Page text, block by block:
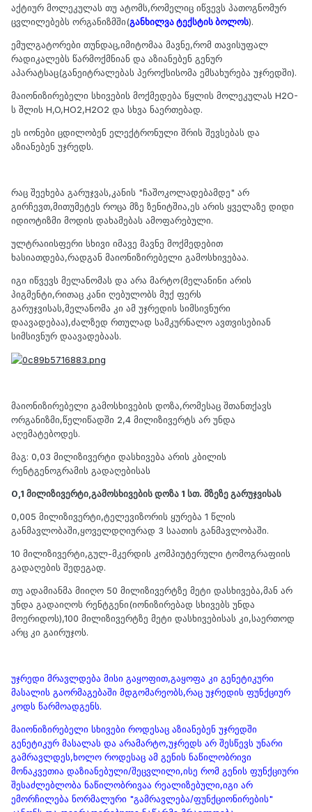
აქტიურ მოლეკულას თუ ატომს,რომელიც იწვევს პათოგნომურ
ცვლილებებს ორგანიზმში(განხილვა ტექსტის ბოლოს).
ემულგატორები თუნდაც,იმიტომაა მავნე,რომ თავისუფალ
რადიკალებს წარმოქმნიან და აზიანებენ გენურ
აპარატსაც(განეიტრალებას პეროქსისომა ემსახურება უჯრედში).
მაიონიზირებელი სხივების მოქმედება წყლის მოლეკულას H2O-
ს შლის H,O,HO2,H2O2 და სხვა ნაერთებად.
ეს იონები ცდილობენ ელექტრონული შრის შევსებას და
აზიანებენ უჯრედს.
რაც შეეხება გარუჯვას,კანის "ჩაშოკოლადებამდე" არ
გირჩევთ,მითუმეტეს როცა მზე ზენიტშია,ეს არის ყველაზე დიდი
იდიოტიზმი მოდის დახამებას ამოფარებული.
ულტრაიისფერი სხივი იმავე მავნე მოქმედებით
ხასიათდება,რადგან მაიონიზირებელი გამოსხივებაა.
იგი იწვევს მელანომას და არა მარტო(მელანინი არის
პიგმენტი,რითაც კანი ღებულობს მუქ ფერს
გარუჯვისას,მელანომა კი ამ უჯრედის სიმსივნური
დაავადებაა),ძალზედ რთულად სამკურნალო ავთვისებიან
სიმსივნურ დაავადებაას.
მაიონიზირებელი გამოსხივების დოზა,რომესაც შთანთქავს
ორგანიზმი,წელიწადში 2,4 მილიზივერტს არ უნდა
აღემატებოდეს.
მაგ: 0,03 მილიზივერტი დასხივება არის კბილის
რენტგენოგრამის გადაღებისას
0,1 მილიზივერტი,გამოსხივების დოზა 1 სთ. მზეზე გარუჯვისას
0,005 მილიზივერტი,ტელევიზორის ყურება 1 წლის
განმავლობაში,ყოველდღიურად 3 საათის განმავლობაში.
10 მილიზივერტი,გულ-მკერდის კომპიუტერული ტომოგრაფიის
გადაღების შედეგად.
თუ ადამიანმა მიიღო 50 მილიზივერტზე მეტი დასხივება,მან არ
უნდა გადაიღოს რენტგენი(იონიზირებად სხივებს უნდა
მოერიდოს),100 მილიზივერტზე მეტი დასხივებისას კი,საერთოდ
არც კი გაირუჯოს.
უჯრედი მრავლდება მისი გაყოფით,გაყოფა კი გენეტიკური
მასალის გაორმაგებაში მდგომარეობს,რაც უჯრედის ფუნქციურ
კოდს წარმოადგენს.
მაიონიზირებელი სხივები როდესაც აზიანებენ უჯრედში
გენეტიკურ მასალას და არამარტო,უჯრედს არ შესწევს უნარი
გამრავლდეს,ხოლო როდესაც ამ გენის ნაწილობრივი
მონაკვეთია დაზიანებული/შეცვლილი,ისე რომ გენის ფუნქციური
შესაძლებლობა ნაწილობრივაა რეალიზებული,იგი არ
ემორჩილება ნორმალური "გამრავლება/ფუნქციონირების"